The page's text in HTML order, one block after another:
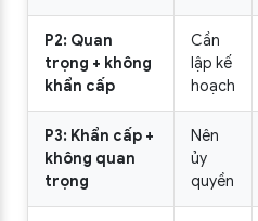
P2: Quan
trọng + không
khẩn cấp
Cần
lập kế
hoạch
P3: Khẩn cấp +
không quan
trọng
Nên
ủy
quyền